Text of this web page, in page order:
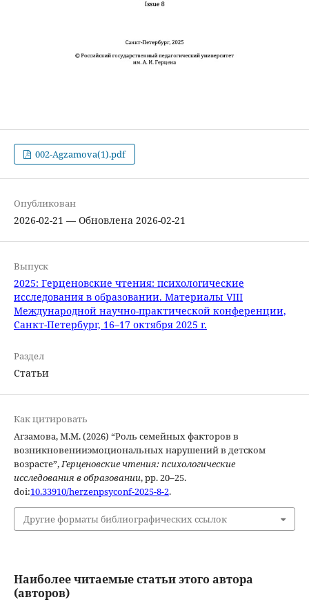
002-Agzamova(1).pdf
Опубликован
2026-02-21 — Обновлена 2026-02-21
Выпуск
2025: Герценовские чтения: психологические
исследования в образовании. Материалы VIII
Международной научно-практической конференции,
Санкт-Петербург, 16–17 октября 2025 г.
Раздел
Статьи
Как цитировать
Агзамова, М.М. (2026) “Роль семейных факторов в
возникновенииэмоциональных нарушений в детском
возрасте”,Герценовские чтения: психологические
исследования в образовании, pp. 20–25.
doi:10.33910/herzenpsyconf-2025-8-2.
Другие форматы библиографических ссылок
Наиболее читаемые статьи этого автора
(авторов)